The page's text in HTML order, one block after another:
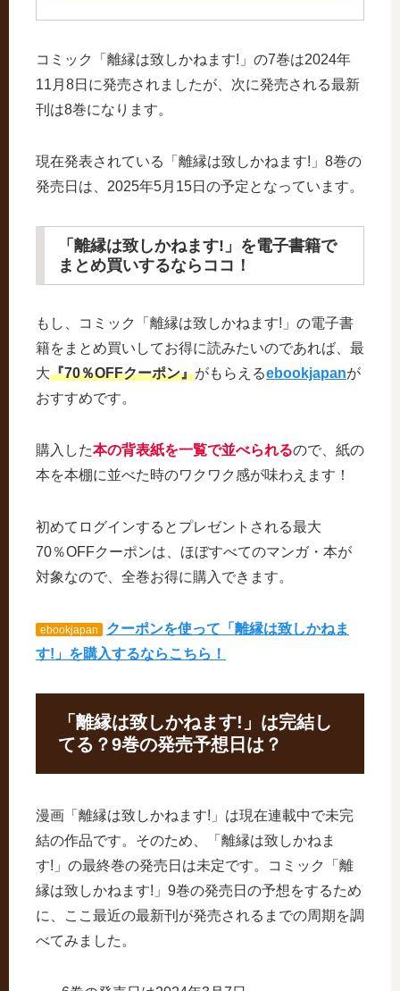
コミック「離縁は致しかねます!」の7巻は2024年
11月8日に発売されましたが、次に発売される最新
刊は8巻になります。
現在発表されている「離縁は致しかねます!」8巻の
発売日は、2025年5月15日の予定となっています。
「離縁は致しかねます!」を電子書籍で
まとめ買いするならココ！
もし、コミック「離縁は致しかねます!」の電子書
籍をまとめ買いしてお得に読みたいのであれば、最
大『70％OFFクーポン』がもらえるebookjapanが
おすすめです。
購入した本の背表紙を一覧で並べられるので、紙の
本を本棚に並べた時のワクワク感が味わえます！
初めてログインするとプレゼントされる最大
70％OFFクーポンは、ほぼすべてのマンガ・本が
対象なので、全巻お得に購入できます。
ebookjapan
クーポンを使って「離縁は致しかねま
す!」を購入するならこちら！
「離縁は致しかねます!」は完結し
てる？9巻の発売予想日は？
漫画「離縁は致しかねます!」は現在連載中で未完
結の作品です。そのため、「離縁は致しかねま
す!」の最終巻の発売日は未定です。コミック「離
縁は致しかねます!」9巻の発売日の予想をするため
に、ここ最近の最新刊が発売されるまでの周期を調
べてみました。